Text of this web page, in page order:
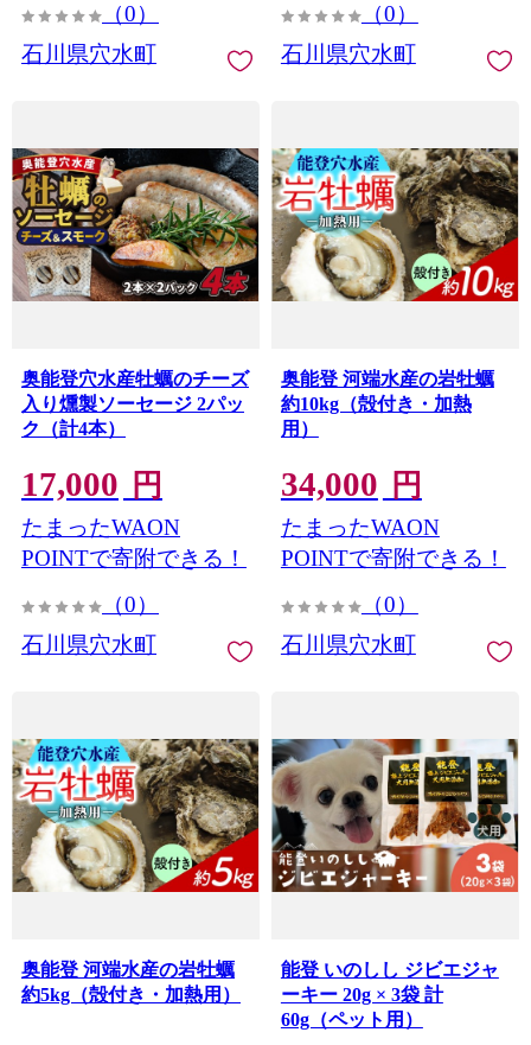
（0）
石川県穴水町
（0）
石川県穴水町
奥能登穴水産牡蠣のチーズ
入り燻製ソーセージ 2パッ
ク（計4本）
17,000 円
たまったWAON
POINTで寄附できる！
（0）
石川県穴水町
奥能登 河端水産の岩牡蠣
約10kg（殻付き・加熱
用）
34,000 円
たまったWAON
POINTで寄附できる！
（0）
石川県穴水町
奥能登 河端水産の岩牡蠣
約5kg（殻付き・加熱用）
能登 いのしし ジビエジャ
ーキー 20g × 3袋 計
60g（ペット用）